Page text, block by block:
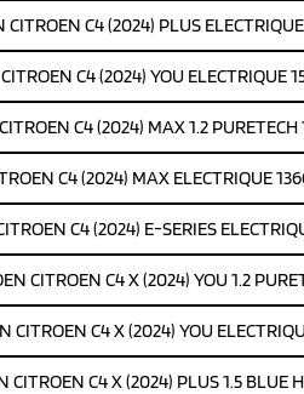
C4 (2024) PLUS
C4 (2024) YOU ELECTRIQUE
C4 (2024) MAX 1.2 PURETECH
C4 (2024) MAX ELECTRIQUE
C4 (2024) E-SERIES
CITROEN C4 X (2024) YOU 1.2
CITROEN C4 X (2024) YOU
CITROEN C4 X (2024) PLUS 1.5 BLUE